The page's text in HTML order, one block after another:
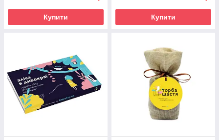
Купити Купити